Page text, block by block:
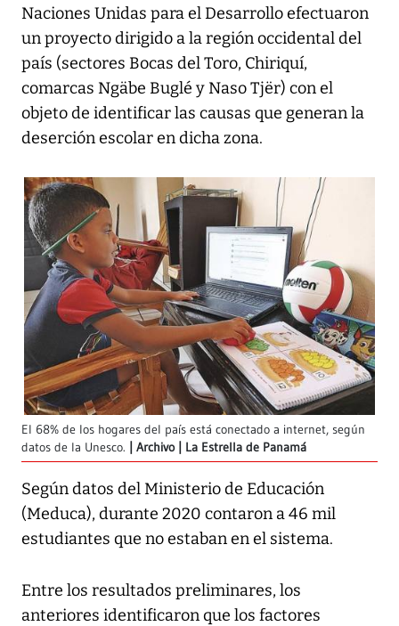
Naciones Unidas para el Desarrollo efectuaron
un proyecto dirigido a la región occidental del
país (sectores Bocas del Toro, Chiriquí,
comarcas Ngäbe Buglé y Naso Tjër) con el
objeto de identificar las causas que generan la
deserción escolar en dicha zona.
El 68% de los hogares del país está conectado a internet, según
datos de la Unesco.
Archivo | La Estrella de Panamá
Según datos del Ministerio de Educación
(Meduca), durante 2020 contaron a 46 mil
estudiantes que no estaban en el sistema.
Entre los resultados preliminares, los
anteriores identificaron que los factores